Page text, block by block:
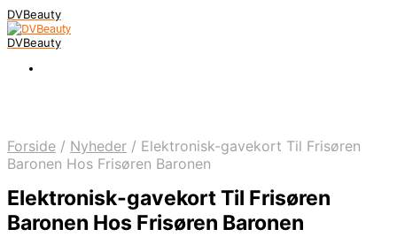
DVBeauty
DVBeauty
Forside / Nyheder / Elektronisk-gavekort Til Frisøren
Baronen Hos Frisøren Baronen
Elektronisk-gavekort Til Frisøren
Baronen Hos Frisøren Baronen